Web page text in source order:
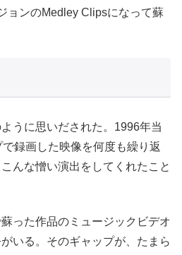
ョンのMedley Clipsになって蘇
うに思いだされた。1996年当
録画した映像を何度も繰り返
んな憎い演出をしてくれたこと
った作品のミュージックビデオ
いる。そのギャップが、たまら